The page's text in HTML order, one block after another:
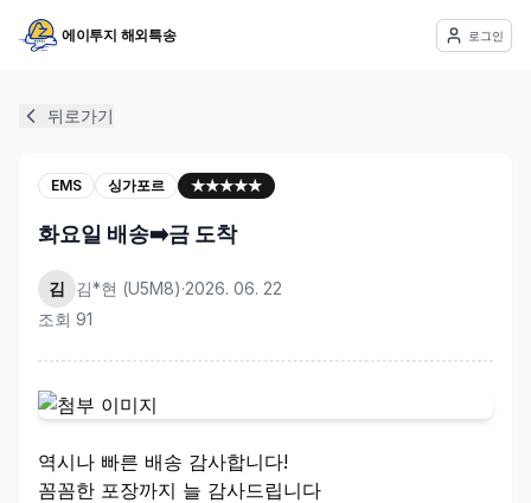
에이투지 해외특송 로그인
뒤로가기
EMS 싱가포르 ★★★★★
화요일 배송➡️금 도착
김 김*현 (U5M8)·2026. 06. 22
조회 91
역시나 빠른 배송 감사합니다!
꼼꼼한 포장까지 늘 감사드립니다